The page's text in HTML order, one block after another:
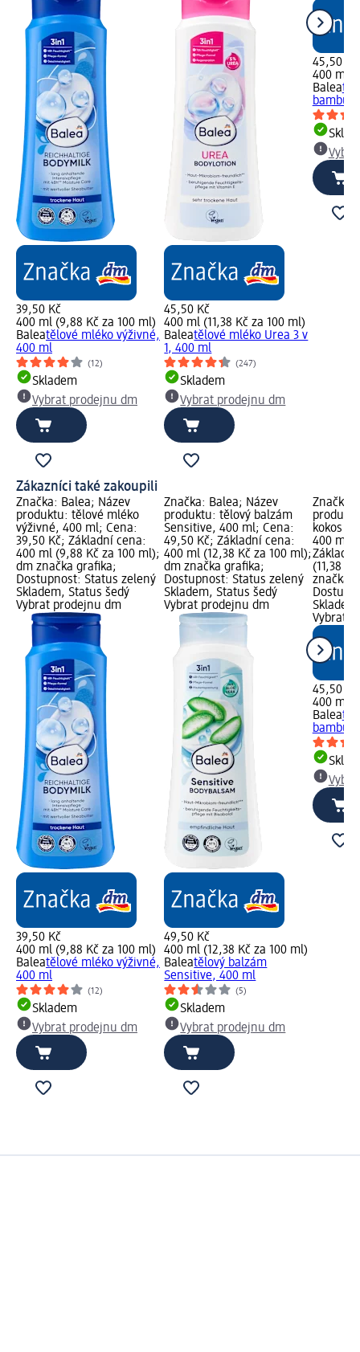
39,50 Kč
400 ml (9,88 Kč za 100 ml)
Baleatělové mléko výživné,
400 ml
(12)
Skladem
Vybrat prodejnu dm
45,50 Kč
400 ml (11,38 Kč za 100 ml)
Baleatělové mléko Urea 3 v
1, 400 ml
(247)
Skladem
Vybrat prodejnu dm
45,50 Kč
400 ml
Balea
Zákazníci také zakoupili
Značka: Balea; Název
produktu: tělové mléko
výživné, 400 ml; Cena:
39,50 Kč; Základní cena:
400 ml (9,88 Kč za 100 ml);
dm značka grafika;
Dostupnost: Status zelený
Skladem, Status šedý
Vybrat prodejnu dm
39,50 Kč
400 ml (9,88 Kč za 100 ml)
Baleatělové mléko výživné,
400 ml
(12)
Skladem
Vybrat prodejnu dm
Značka: Balea; Název
produktu: tělový balzám
Sensitive, 400 ml; Cena:
49,50 Kč; Základní cena:
400 ml (12,38 Kč za 100 ml);
dm značka grafika;
Dostupnost: Status zelený
Skladem, Status šedý
Vybrat prodejnu dm
49,50 Kč
400 ml (12,38 Kč za 100 ml)
Baleatělový balzám
Sensitive, 400 ml
(5)
Skladem
Vybrat prodejnu dm
Značka:
kokos &
400 ml;
(11,38
značka
Vybrat
45,50 Kč
400 ml
Balea